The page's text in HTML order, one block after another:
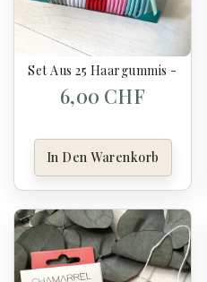
Set Aus 25 Haargummis - Katze
6,00 CHF
In Den Warenkorb